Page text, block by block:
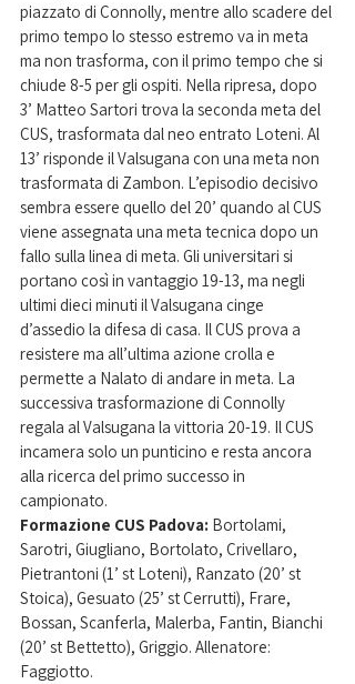
piazzato di Connolly, mentre allo scadere del
primo tempo lo stesso estremo va in meta
ma non trasforma, con il primo tempo che si
chiude 8-5 per gli ospiti. Nella ripresa, dopo
3’ Matteo Sartori trova la seconda meta del
CUS, trasformata dal neo entrato Loteni. Al
13’ risponde il Valsugana con una meta non
trasformata di Zambon. L’episodio decisivo
sembra essere quello del 20’ quando al CUS
viene assegnata una meta tecnica dopo un
fallo sulla linea di meta. Gli universitari si
portano così in vantaggio 19-13, ma negli
ultimi dieci minuti il Valsugana cinge
d’assedio la difesa di casa. Il CUS prova a
resistere ma all’ultima azione crolla e
permette a Nalato di andare in meta. La
successiva trasformazione di Connolly
regala al Valsugana la vittoria 20-19. Il CUS
incamera solo un punticino e resta ancora
alla ricerca del primo successo in
campionato.
Formazione CUS Padova: Bortolami,
Sarotri, Giugliano, Bortolato, Crivellaro,
Pietrantoni (1’ st Loteni), Ranzato (20’ st
Stoica), Gesuato (25’ st Cerrutti), Frare,
Bossan, Scanferla, Malerba, Fantin, Bianchi
(20’ st Bettetto), Griggio. Allenatore:
Faggiotto.